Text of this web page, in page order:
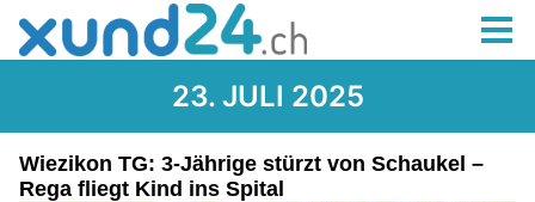
23. JULI 2025
Wiezikon TG: 3-Jährige stürzt von Schaukel –
Rega fliegt Kind ins Spital